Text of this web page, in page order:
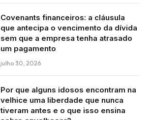
Covenants financeiros: a cláusula
que antecipa o vencimento da dívida
sem que a empresa tenha atrasado
um pagamento
julho 30, 2026
Por que alguns idosos encontram na
velhice uma liberdade que nunca
tiveram antes e o que isso ensina